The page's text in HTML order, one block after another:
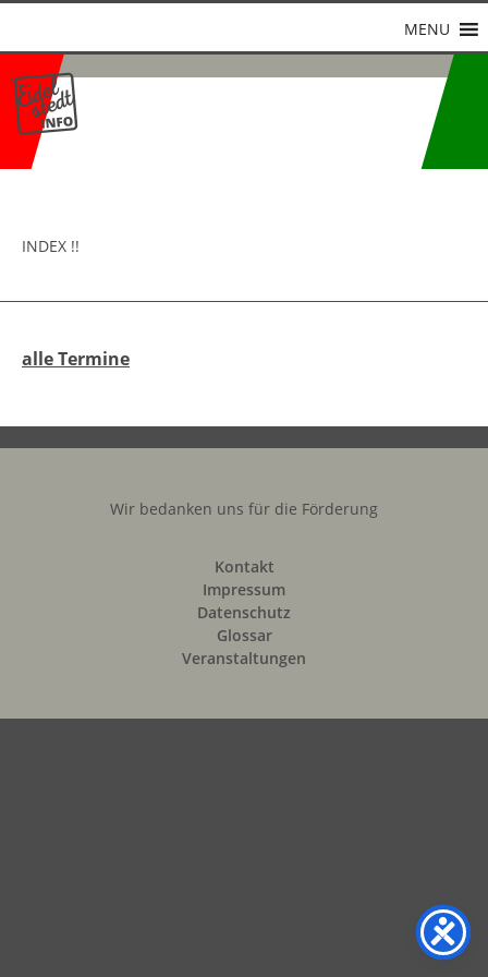
MENU
INDEX !!
alle Termine
Wir bedanken uns für die Förderung
Kontakt
Impressum
Datenschutz
Glossar
Veranstaltungen